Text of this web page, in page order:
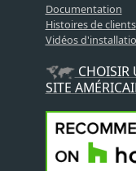
Documentation
Histoires de clients
Vidéos
CHOISIR
SITE